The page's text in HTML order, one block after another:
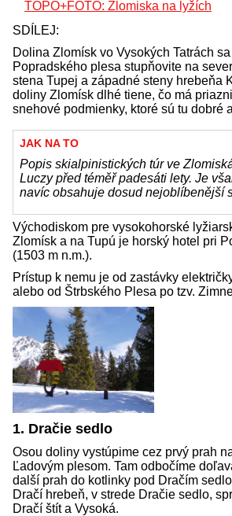
TOPO+FOTO: Zlomiska na lyžích
SDÍLEJ:
Dolina Zlomísk vo Vysokých Tatrách
Popradského plesa stupňovite na
stena Tupej a západné steny hrebeňa
doliny Zlomísk dlhé tiene, čo má
snehové podmienky, ktoré sú tu dobré
JAK NA TO
Popis skialpinistických túr ve
Luczy před téměř padesáti lety. Je
navíc obsahuje dosud nejoblíbenější
Východiskom pre vysokohorské
Zlomísk a na Tupú je horský hotel pri
(1503 m n.m.).
Prístup k nemu je od zastávky
alebo od Štrbského Plesa po tzv.
1. Dračie sedlo
Osou doliny vystúpime cez prvý prah
Ľadovým plesom. Tam odbočíme
další prah do kotlinky pod Dračím
Dračí hrebeň, v strede Dračie sedlo,
Dračí štít a Vysoká.